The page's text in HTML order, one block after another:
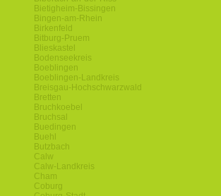
Bietigheim-Bissingen
Bingen-am-Rhein
Birkenfeld
Bitburg-Pruem
Blieskastel
Bodenseekreis
Boeblingen
Boeblingen-Landkreis
Breisgau-Hochschwarzwald
Bretten
Bruchkoebel
Bruchsal
Buedingen
Buehl
Butzbach
Calw
Calw-Landkreis
Cham
Coburg